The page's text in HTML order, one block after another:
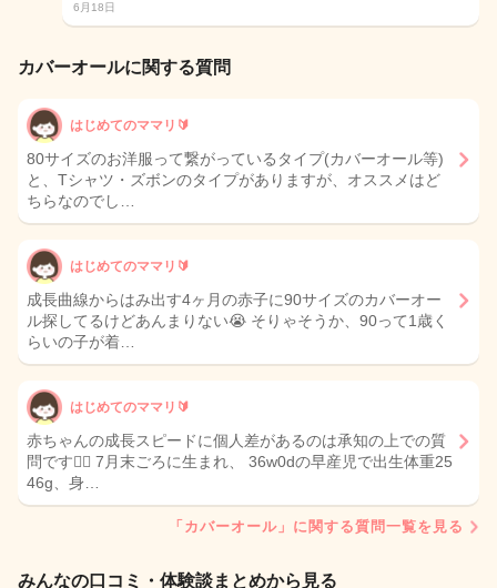
6月18日
カバーオールに関する質問
はじめてのママリ🔰
80サイズのお洋服って繋がっているタイプ(カバーオール等)
と、Tシャツ・ズボンのタイプがありますが、オススメはど
ちらなのでし…
はじめてのママリ🔰
成長曲線からはみ出す4ヶ月の赤子に90サイズのカバーオー
ル探してるけどあんまりない😭 そりゃそうか、90って1歳く
らいの子が着…
はじめてのママリ🔰
赤ちゃんの成長スピードに個人差があるのは承知の上での質
問です🙇‍♀️ 7月末ごろに生まれ、 36w0dの早産児で出生体重25
46g、身…
「カバーオール」に関する質問一覧を見る
みんなの口コミ・体験談まとめから見る